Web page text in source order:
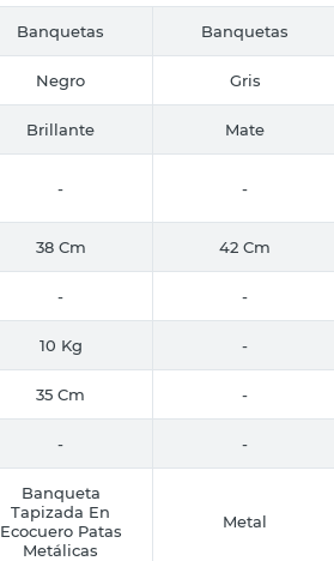
Banquetas Banquetas
Negro Gris
Brillante Mate
- -
38 Cm 42 Cm
- -
10 Kg -
35 Cm -
- -
Banqueta
Tapizada En
Ecocuero Patas
Metálicas
Metal